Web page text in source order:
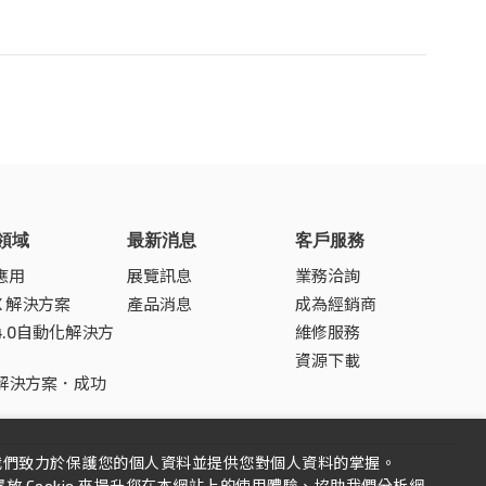
域
用
解決方案
自動化解決方
決方案．成功
最新消息
展覽訊息
產品消息
客戶服務
業務洽詢
成為經銷商
維修服務
資源下載
致力於保護您的個人資料並提供您對個人資料的掌握。